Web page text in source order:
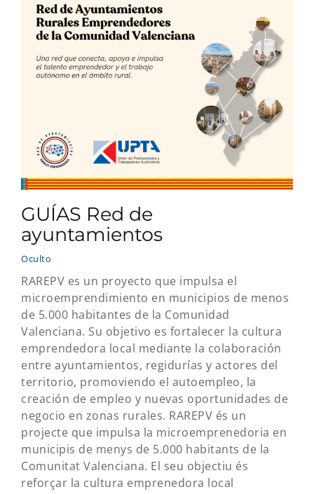
GUÍAS Red de
ayuntamientos
Oculto
RAREPV es un proyecto que impulsa el
microemprendimiento en municipios de menos
de 5.000 habitantes de la Comunidad
Valenciana. Su objetivo es fortalecer la cultura
emprendedora local mediante la colaboración
entre ayuntamientos, regidurías y actores del
territorio, promoviendo el autoempleo, la
creación de empleo y nuevas oportunidades de
negocio en zonas rurales. RAREPV és un
projecte que impulsa la microemprenedoria en
municipis de menys de 5.000 habitants de la
Comunitat Valenciana. El seu objectiu és
reforçar la cultura emprenedora local